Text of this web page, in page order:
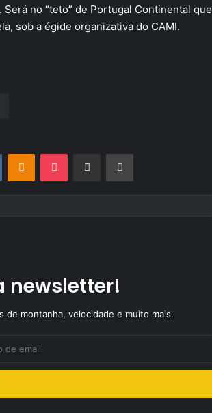
no “teto” de Portugal Continental que
sob a égide organizativa do CAMI.
VKontakteOdnoklassniki
Pocket Partilhar Via Email Imprimir
newsletter!
de montanha, velocidade e muito mais.